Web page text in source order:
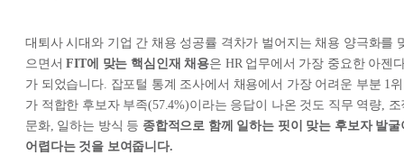
대퇴사 시대와 기업 간 채용 성공률 격차가 벌어지는 채용 양극화를
으면서FIT에 맞는 핵심인재 채용은 HR 업무에서 가장 중요한 아젠
가 되었습니다. 잡포털 통계 조사에서 채용에서 가장 어려운 부분 1위
가 적합한 후보자 부족(57.4%)이라는 응답이 나온 것도 직무 역량, 조
문화, 일하는 방식 등 종합적으로 함께 일하는 핏이 맞는 후보자 발굴
어렵다는 것을 보여줍니다.